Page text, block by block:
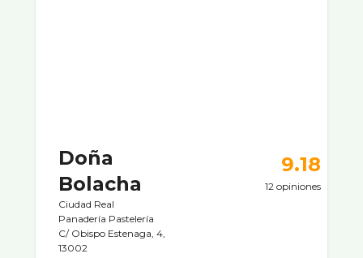
Doña
Bolacha
Ciudad Real
Panaderí­a Pastelerí­a
C/ Obispo Estenaga, 4,
13002
9.18
12 opiniones